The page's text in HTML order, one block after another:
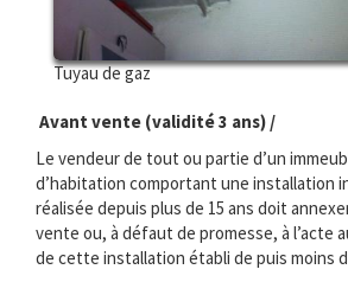
Tuyau de gaz
Avant vente (validité 3 ans) /
Le vendeur de tout ou partie d’un
d’habitation comportant une installation
réalisée depuis plus de 15 ans doit
vente ou, à défaut de promesse, à l’acte
de cette installation établi de puis moins